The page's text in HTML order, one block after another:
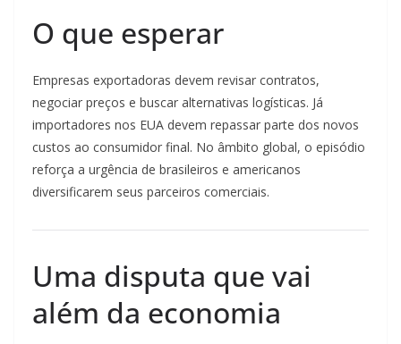
O que esperar
Empresas exportadoras devem revisar contratos,
negociar preços e buscar alternativas logísticas. Já
importadores nos EUA devem repassar parte dos novos
custos ao consumidor final. No âmbito global, o episódio
reforça a urgência de brasileiros e americanos
diversificarem seus parceiros comerciais.
Uma disputa que vai
além da economia